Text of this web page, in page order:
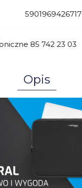
5901969426717
85 742 23 03
Opis